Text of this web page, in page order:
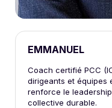
EMMANUEL
Coach certifié PCC
dirigeants et équipes
renforce le
collective durable.